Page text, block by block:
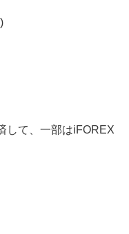
して、一部はiFOREX